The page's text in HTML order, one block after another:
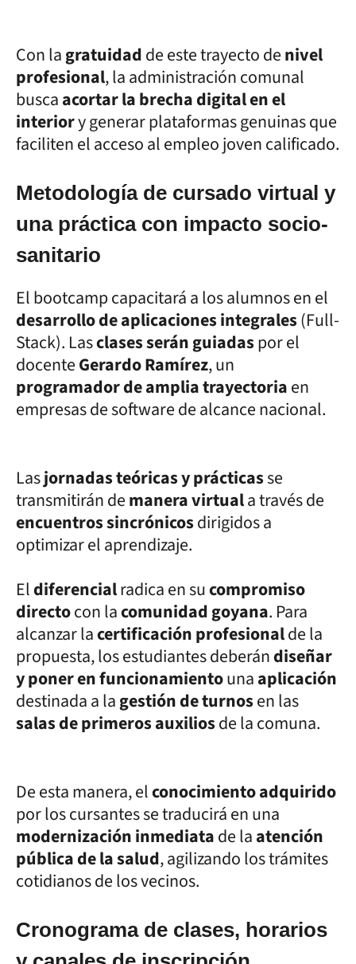
Con lagratuidadde este trayecto denivel
profesional, la administración comunal
buscaacortar la brecha digital en el
interiory generar plataformas genuinas que
faciliten el acceso al empleo joven calificado.
Metodología de cursado virtual y
una práctica con impacto socio-
sanitario
El bootcamp capacitará a los alumnos en el
desarrollo de aplicaciones integrales(Full-
Stack). Lasclases serán guiadaspor el
docenteGerardo Ramírez, un
programador de amplia trayectoriaen
empresas de software de alcance nacional.
Lasjornadas teóricas y prácticasse
transmitirán demanera virtuala través de
encuentros sincrónicosdirigidos a
optimizar el aprendizaje.
Eldiferencialradica en sucompromiso
directocon lacomunidad goyana. Para
alcanzar lacertificación profesionalde la
propuesta, los estudiantes deberándiseñar
y poner en funcionamientounaaplicación
destinada a lagestión de turnosen las
salas de primeros auxiliosde la comuna.
De esta manera, elconocimiento adquirido
por los cursantes se traducirá en una
modernización inmediatade laatención
pública de la salud, agilizando los trámites
cotidianos de los vecinos.
Cronograma de clases, horarios